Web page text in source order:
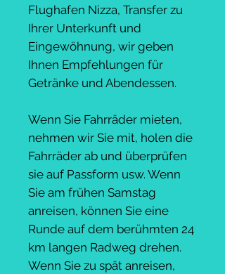
Flughafen Nizza, Transfer zu
Ihrer Unterkunft und
Eingewöhnung, wir geben
Ihnen Empfehlungen für
Getränke und Abendessen.
Wenn Sie Fahrräder mieten,
nehmen wir Sie mit, holen die
Fahrräder ab und überprüfen
sie auf Passform usw. Wenn
Sie am frühen Samstag
anreisen, können Sie eine
Runde auf dem berühmten 24
km langen Radweg drehen.
Wenn Sie zu spät anreisen,